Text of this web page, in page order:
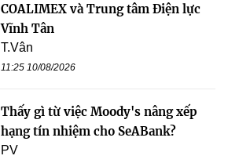
COALIMEX và Trung tâm Điện lực
Vĩnh Tân
T.Vân
11:25 10/08/2026
Thấy gì từ việc Moody's nâng xếp
hạng tín nhiệm cho SeABank?
PV